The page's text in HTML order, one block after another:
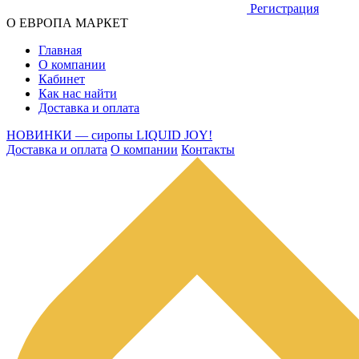
Регистрация
О ЕВРОПА МАРКЕТ
Главная
О компании
Кабинет
Как нас найти
Доставка и оплата
НОВИНКИ — сиропы LIQUID JOY!
Доставка и оплата О компании Контакты